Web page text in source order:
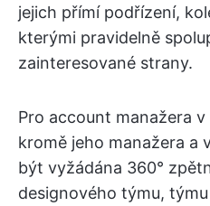
jejich přímí podřízení,
kterými pravidelně
zainteresované strany.
Pro account manažera
kromě jeho manažera a
být vyžádána 360°
designového týmu,